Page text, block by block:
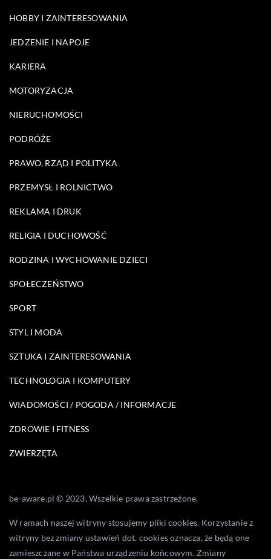
HOBBY I ZAINTERESOWANIA
JEDZENIE I NAPOJE
KARIERA
MOTORYZACJA
NIERUCHOMOŚCI
PODRÓŻE
PRAWO, RZĄD I POLITYKA
PRZEMYSŁ I ROLNICTWO
REKLAMA I DRUK
RELIGIA I DUCHOWOŚĆ
RODZINA I WYCHOWANIE DZIECI
SPOŁECZEŃSTWO
SPORT
STYL I MODA
SZTUKA I ZAINTERESOWANIA
TECHNOLOGIA I KOMPUTERY
WIADOMOŚCI / POGODA / INFORMACJE
ZDROWIE I FITNESS
ZWIERZĘTA
be-aware.pl © 2023. Wszelkie prawa zastrzeżone.
W ramach naszej witryny stosujemy pliki cookies. Korzystanie z
witryny bez zmiany ustawień dot. cookies oznacza, że będą one
zamieszczane w Państwa urządzeniu końcowym. Zmiany